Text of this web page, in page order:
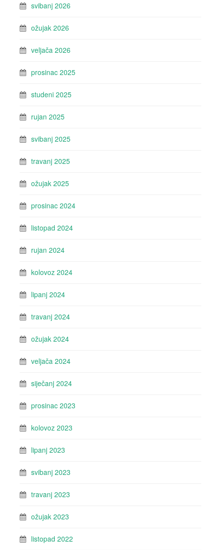
svibanj 2026
ožujak 2026
veljača 2026
prosinac 2025
studeni 2025
rujan 2025
svibanj 2025
travanj 2025
ožujak 2025
prosinac 2024
listopad 2024
rujan 2024
kolovoz 2024
lipanj 2024
travanj 2024
ožujak 2024
veljača 2024
siječanj 2024
prosinac 2023
kolovoz 2023
lipanj 2023
svibanj 2023
travanj 2023
ožujak 2023
listopad 2022